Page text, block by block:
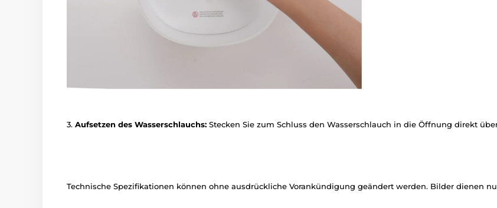
3. Aufsetzen des Wasserschlauchs: Stecken Sie zum Schluss den Wasserschlauch in die Öffnung direkt
Technische Spezifikationen können ohne ausdrückliche Vorankündigung geändert werden. Bilder dienen